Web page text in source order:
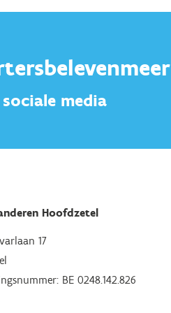
media
Hoofdzetel
17
BE 0248.142.826